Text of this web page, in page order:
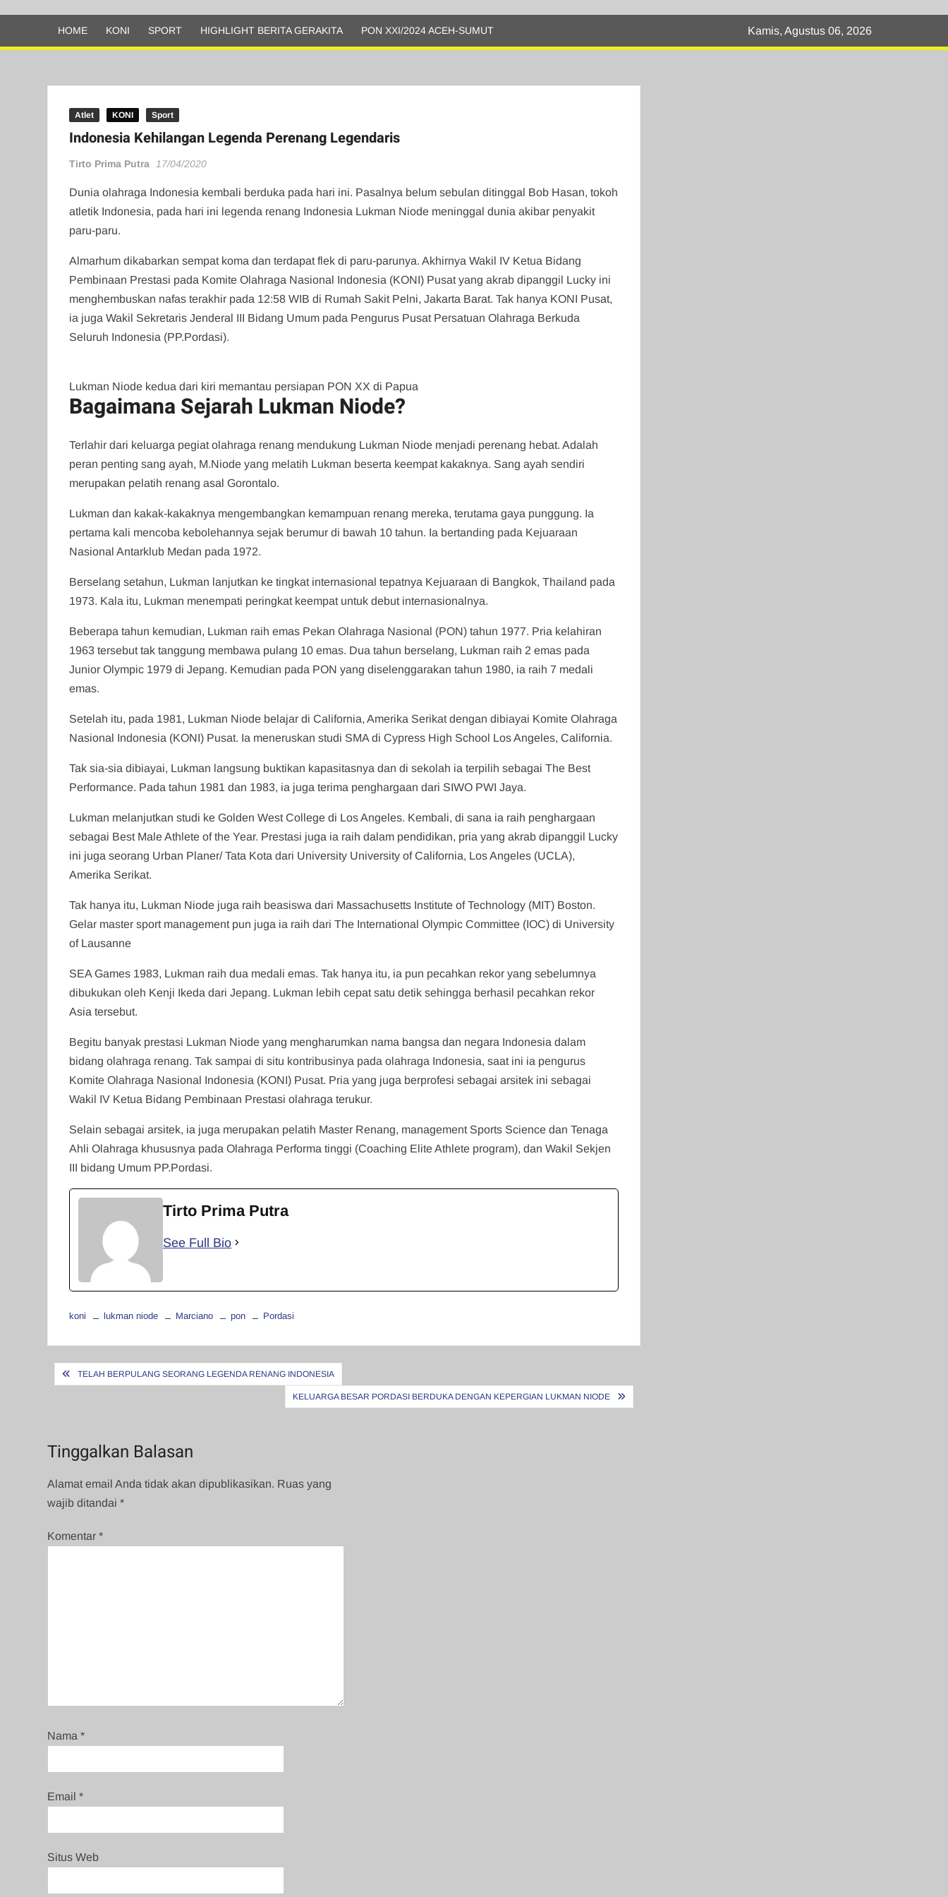
Olahraga
HOME KONI SPORT HIGHLIGHT BERITA GERAKITA PON XXI/2024 ACEH-SUMUT Kamis, Agustus 06, 2026
Atlet KONI Sport
Indonesia Kehilangan Legenda Perenang Legendaris
Tirto Prima Putra 17/04/2020
Dunia olahraga Indonesia kembali berduka pada hari ini. Pasalnya belum sebulan ditinggal Bob Hasan, tokoh
atletik Indonesia, pada hari ini legenda renang Indonesia Lukman Niode meninggal dunia akibar penyakit
paru-paru.
Almarhum dikabarkan sempat koma dan terdapat flek di paru-parunya. Akhirnya Wakil IV Ketua Bidang
Pembinaan Prestasi pada Komite Olahraga Nasional Indonesia (KONI) Pusat yang akrab dipanggil Lucky ini
menghembuskan nafas terakhir pada 12:58 WIB di Rumah Sakit Pelni, Jakarta Barat. Tak hanya KONI Pusat,
ia juga Wakil Sekretaris Jenderal III Bidang Umum pada Pengurus Pusat Persatuan Olahraga Berkuda
Seluruh Indonesia (PP.Pordasi).
Lukman Niode kedua dari kiri memantau persiapan PON XX di Papua
Bagaimana Sejarah Lukman Niode?
Terlahir dari keluarga pegiat olahraga renang mendukung Lukman Niode menjadi perenang hebat. Adalah
peran penting sang ayah, M.Niode yang melatih Lukman beserta keempat kakaknya. Sang ayah sendiri
merupakan pelatih renang asal Gorontalo.
Lukman dan kakak-kakaknya mengembangkan kemampuan renang mereka, terutama gaya punggung. Ia
pertama kali mencoba kebolehannya sejak berumur di bawah 10 tahun. Ia bertanding pada Kejuaraan
Nasional Antarklub Medan pada 1972.
Berselang setahun, Lukman lanjutkan ke tingkat internasional tepatnya Kejuaraan di Bangkok, Thailand pada
1973. Kala itu, Lukman menempati peringkat keempat untuk debut internasionalnya.
Beberapa tahun kemudian, Lukman raih emas Pekan Olahraga Nasional (PON) tahun 1977. Pria kelahiran
1963 tersebut tak tanggung membawa pulang 10 emas. Dua tahun berselang, Lukman raih 2 emas pada
Junior Olympic 1979 di Jepang. Kemudian pada PON yang diselenggarakan tahun 1980, ia raih 7 medali
emas.
Setelah itu, pada 1981, Lukman Niode belajar di California, Amerika Serikat dengan dibiayai Komite Olahraga
Nasional Indonesia (KONI) Pusat. Ia meneruskan studi SMA di Cypress High School Los Angeles, California.
Tak sia-sia dibiayai, Lukman langsung buktikan kapasitasnya dan di sekolah ia terpilih sebagai The Best
Performance. Pada tahun 1981 dan 1983, ia juga terima penghargaan dari SIWO PWI Jaya.
Lukman melanjutkan studi ke Golden West College di Los Angeles. Kembali, di sana ia raih penghargaan
sebagai Best Male Athlete of the Year. Prestasi juga ia raih dalam pendidikan, pria yang akrab dipanggil Lucky
ini juga seorang Urban Planer/ Tata Kota dari University University of California, Los Angeles (UCLA),
Amerika Serikat.
Tak hanya itu, Lukman Niode juga raih beasiswa dari Massachusetts Institute of Technology (MIT) Boston.
Gelar master sport management pun juga ia raih dari The International Olympic Committee (IOC) di University
of Lausanne
SEA Games 1983, Lukman raih dua medali emas. Tak hanya itu, ia pun pecahkan rekor yang sebelumnya
dibukukan oleh Kenji Ikeda dari Jepang. Lukman lebih cepat satu detik sehingga berhasil pecahkan rekor
Asia tersebut.
Begitu banyak prestasi Lukman Niode yang mengharumkan nama bangsa dan negara Indonesia dalam
bidang olahraga renang. Tak sampai di situ kontribusinya pada olahraga Indonesia, saat ini ia pengurus
Komite Olahraga Nasional Indonesia (KONI) Pusat. Pria yang juga berprofesi sebagai arsitek ini sebagai
Wakil IV Ketua Bidang Pembinaan Prestasi olahraga terukur.
Selain sebagai arsitek, ia juga merupakan pelatih Master Renang, management Sports Science dan Tenaga
Ahli Olahraga khususnya pada Olahraga Performa tinggi (Coaching Elite Athlete program), dan Wakil Sekjen
III bidang Umum PP.Pordasi.
Tirto Prima Putra
See Full Bio
koni lukman niode Marciano pon Pordasi
Navigasi
TELAH BERPULANG SEORANG LEGENDA RENANG INDONESIA
KELUARGA BESAR PORDASI BERDUKA DENGAN KEPERGIAN LUKMAN NIODE
Tinggalkan Balasan
Alamat email Anda tidak akan dipublikasikan. Ruas yang
wajib ditandai*
Komentar*
Nama*
Email*
Situs Web